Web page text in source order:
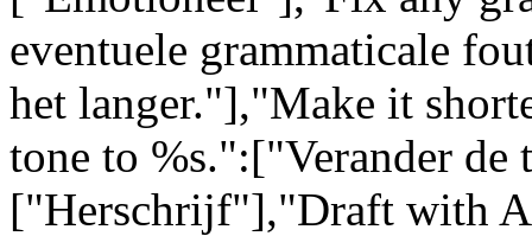
eventuele grammaticale
het langer."],"Make it
tone to %s.":["Verander de
["Herschrijf"],"Draft with